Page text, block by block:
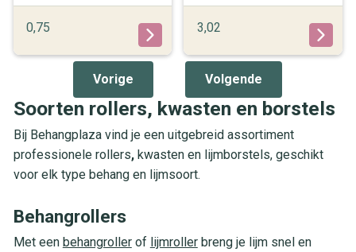
0,75 3,02
Vorige Volgende
Soorten rollers, kwasten en borstels
Bij Behangplaza vind je een uitgebreid assortiment
professionele rollers, kwasten en lijmborstels, geschikt
voor elk type behang en lijmsoort.
Behangrollers
Met een behangrollerof lijmrollerbreng je lijm snel en